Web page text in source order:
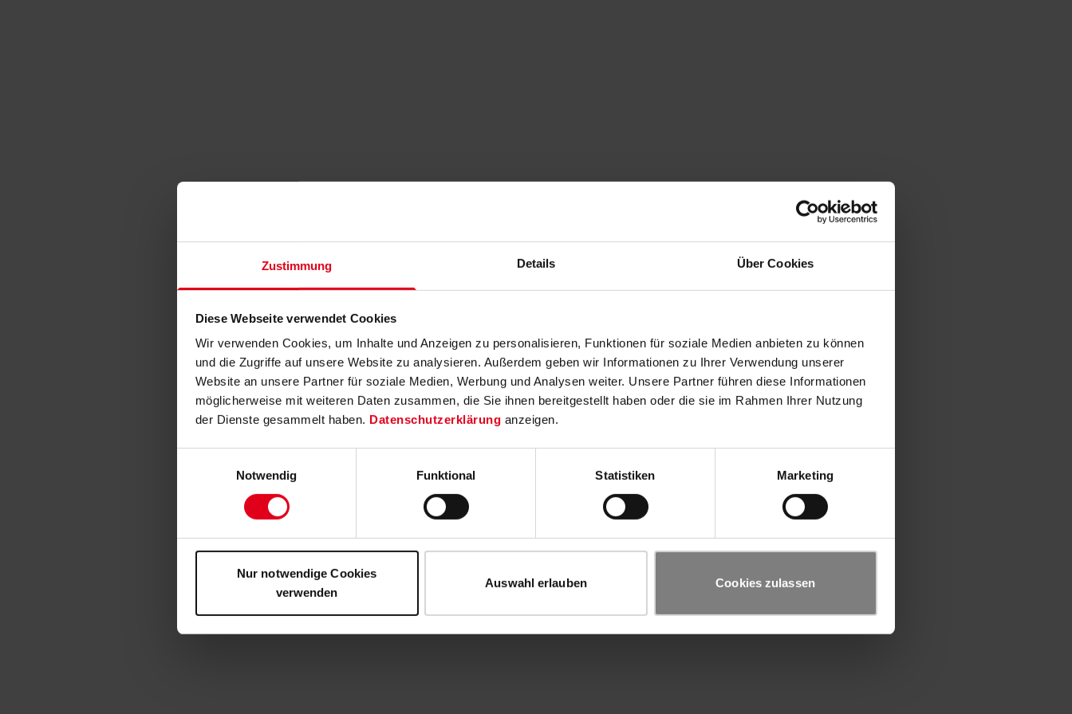
Zustimmung Details Über Cookies
Diese Webseite verwendet Cookies
Wir verwenden Cookies, um Inhalte und Anzeigen zu personalisieren, Funktionen für soziale Medien anbieten zu können
und die Zugriffe auf unsere Website zu analysieren. Außerdem geben wir Informationen zu Ihrer Verwendung unserer
Website an unsere Partner für soziale Medien, Werbung und Analysen weiter. Unsere Partner führen diese Informationen
möglicherweise mit weiteren Daten zusammen, die Sie ihnen bereitgestellt haben oder die sie im Rahmen Ihrer Nutzung
der Dienste gesammelt haben. Datenschutzerklärung anzeigen.
Notwendig
Funktional Statistiken Marketing
Nur notwendige Cookies
verwenden
Auswahl erlauben Cookies zulassen